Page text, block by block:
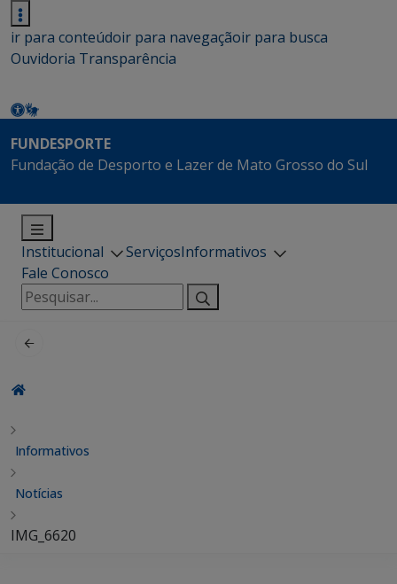
ir para conteúdoir para navegaçãoir para busca
Ouvidoria Transparência
FUNDESPORTE
Fundação de Desporto e Lazer de Mato Grosso do Sul
Institucional ServiçosInformativos
Fale Conosco
Pesquisar
por:
Informativos
Notícias
IMG_6620